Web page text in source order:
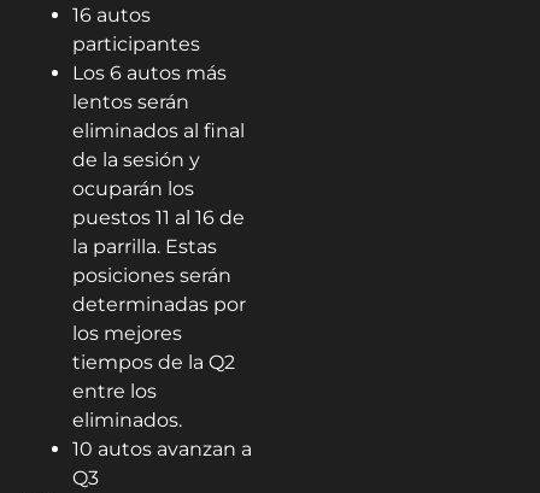
16 autos
participantes
Los 6 autos más
lentos serán
eliminados al final
de la sesión y
ocuparán los
puestos 11 al 16 de
la parrilla. Estas
posiciones serán
determinadas por
los mejores
tiempos de la Q2
entre los
eliminados.
10 autos avanzan a
Q3